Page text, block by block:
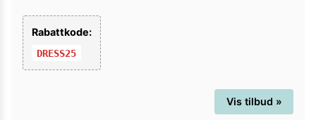
Rabattkode:
DRESS25
Vis tilbud »